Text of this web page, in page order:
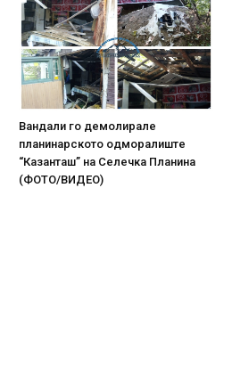
Вандали го демолирале
планинарското одморалиште
“Казанташ” на Селечка Планина
(ФОТО/ВИДЕО)